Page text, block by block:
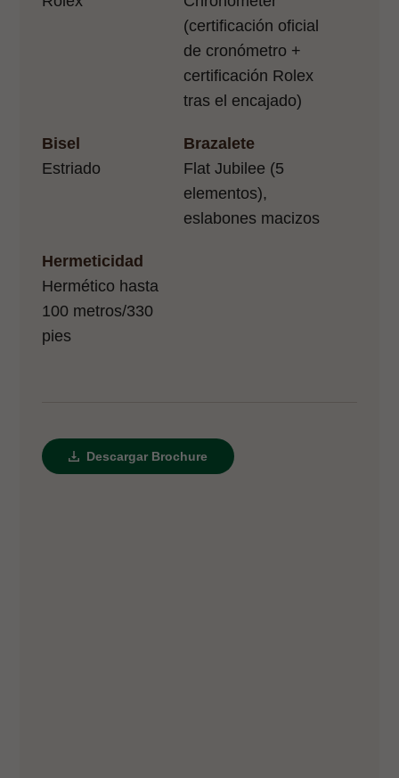
(certificación oficial
de cronómetro +
certificación Rolex
tras el encajado)
Bisel
Estriado
Brazalete
Flat Jubilee (5
elementos),
eslabones macizos
Hermeticidad
Hermético hasta
100 metros/330
pies
Descargar Brochure